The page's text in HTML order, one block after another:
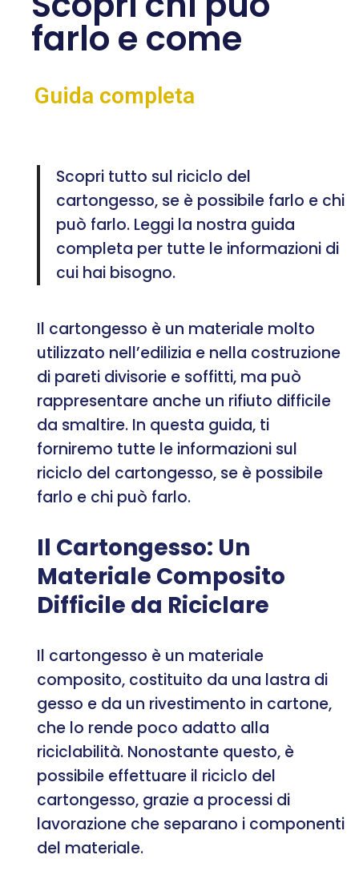
farlo e come
Guida completa
Scopri tutto sul riciclo del
cartongesso, se è possibile farlo e chi
può farlo. Leggi la nostra guida
completa per tutte le informazioni di
cui hai bisogno.
Il cartongesso è un materiale molto
utilizzato nell’edilizia e nella costruzione
di pareti divisorie e soffitti, ma può
rappresentare anche un rifiuto difficile
da smaltire. In questa guida, ti
forniremo tutte le informazioni sul
riciclo del cartongesso, se è possibile
farlo e chi può farlo.
Il Cartongesso: Un
Materiale Composito
Difficile da Riciclare
Il cartongesso è un materiale
composito, costituito da una lastra di
gesso e da un rivestimento in cartone,
che lo rende poco adatto alla
riciclabilità. Nonostante questo, è
possibile effettuare il riciclo del
cartongesso, grazie a processi di
lavorazione che separano i componenti
del materiale.